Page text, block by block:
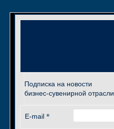
Подписка на новости
бизнес-сувенирной отрасли
E-mail *